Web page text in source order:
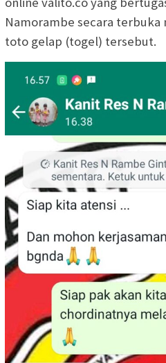
Namorambe secara terbuka
toto gelap (togel) tersebut.